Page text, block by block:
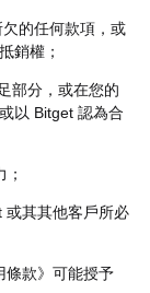
欠的任何款項，或
銷權；
部分，或在您的
以 Bitget 認為合
或其其他客戶所必
條款》可能授予